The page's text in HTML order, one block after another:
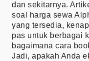
dan sekitarnya.
soal harga sewa
yang tersedia,
pas untuk berbagai
bagaimana cara
Jadi, apakah Anda